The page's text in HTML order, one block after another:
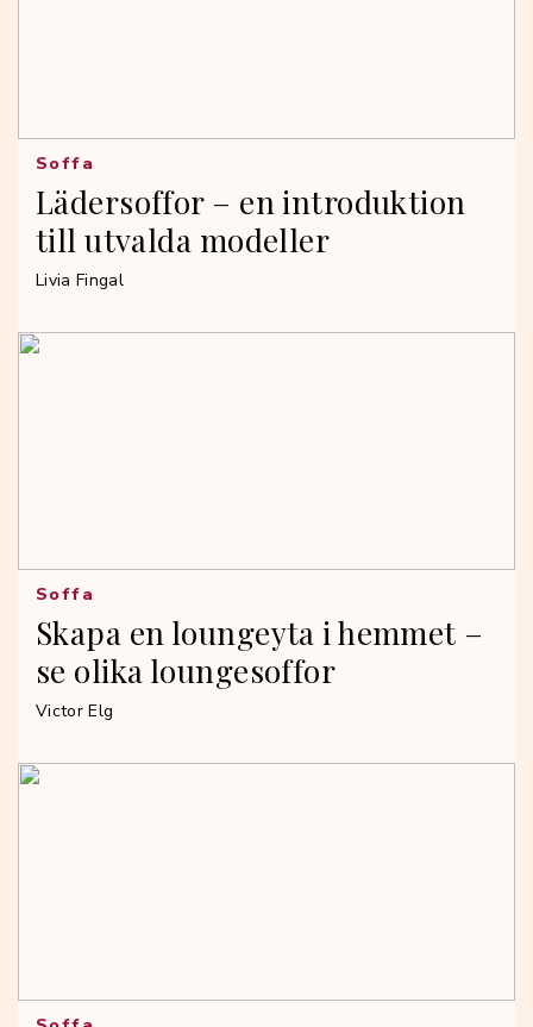
Lädersoffor – en introduktion
till utvalda modeller
Soffa
Livia Fingal
Skapa en loungeyta i hemmet –
se olika loungesoffor
Soffa
Victor Elg